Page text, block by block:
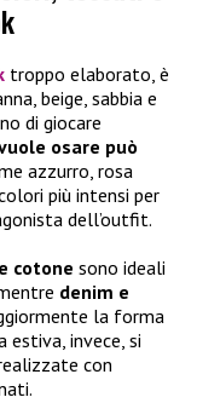
troppo elaborato, è
beige, sabbia e
di giocare
osare può
azzurro, rosa
più intensi per
dell’outfit.
cotone sono ideali
denim e
la forma
invece, si
con